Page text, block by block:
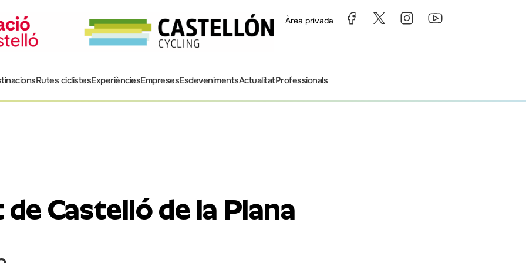
Àrea privada
Rutes ciclistesExperiènciesEmpresesEsdevenimentsActualitatProfessionals
Castelló de la Plana